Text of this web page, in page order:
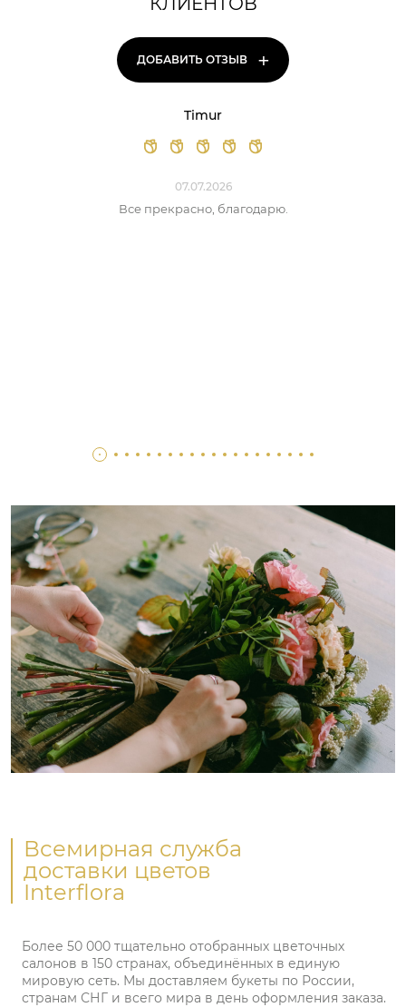
ДОБАВИТЬ ОТЗЫВ +
Timur
07.07.2026
Все прекрасно, благодарю.
Всемирная служба
доставки цветов
Interflora
Более 50 000 тщательно отобранных цветочных
салонов в 150 странах, объединённых в единую
мировую сеть. Мы доставляем букеты по России,
странам СНГ и всего мира в день оформления заказа.